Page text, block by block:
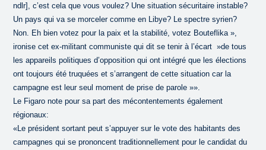
ndlr], c’est cela que vous voulez? Une situation sécuritaire instable?
Un pays qui va se morceler comme en Libye? Le spectre syrien?
Non. Eh bien votez pour la paix et la stabilité, votez Bouteflika »,
ironise cet ex-militant communiste qui dit se tenir à l’écart »de tous
les appareils politiques d’opposition qui ont intégré que les élections
ont toujours été truquées et s’arrangent de cette situation car la
campagne est leur seul moment de prise de parole »».
Le Figaro note pour sa part des mécontentements également
régionaux:
«Le président sortant peut s’appuyer sur le vote des habitants des
campagnes qui se prononcent traditionnellement pour le candidat du